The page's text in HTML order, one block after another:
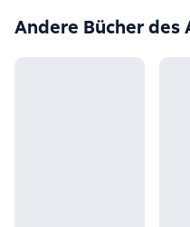
Andere Bücher des